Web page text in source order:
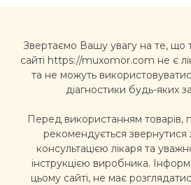
Звертаємо Вашу увагу на те, що
сайті https://muxomor.com не є
та не можуть
діагностики будь-яких
Перед використанням товарів,
рекомендується
консультацією лікаря та
інструкцією виробника.
цьому сайті, не має